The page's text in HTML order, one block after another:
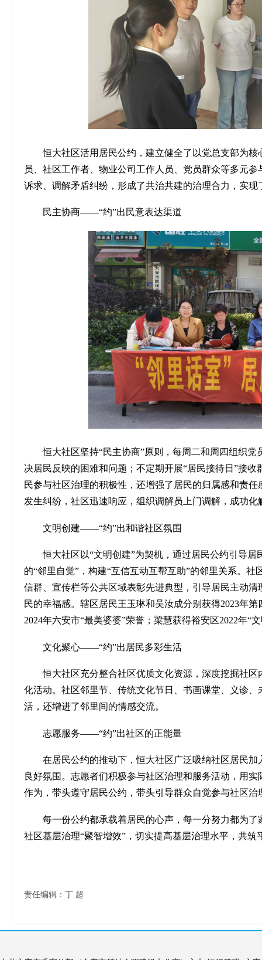
恒大社区活用居民公约，建立健全了以党总支部为
员、社区工作者、物业公司工作人员、党员群众等多元
诉求、调解矛盾纠纷，形成了共治共建的治理合力，实
民主协商——“约”出民意表达渠道
恒大社区坚持“民主协商”原则，每周二和周四组织
决居民反映的困难和问题；不定期开展“居民接待日”接
民参与社区治理的积极性，还增强了居民的归属感和责
发生纠纷，社区迅速响应，组织调解员上门调解，成功
文明创建——“约”出和谐社区氛围
恒大社区以“文明创建”为契机，通过居民公约引导
的“邻里自觉”，构建“互信互动互帮互助”的邻里关系。
信群、宣传栏等公共区域表彰先进典型，引导居民主动
民的幸福感。辖区居民王玉琳和吴汝成分别获得2023年第
2024年六安市“最美婆婆”荣誉；梁慧获得裕安区2022年“
文化聚心——“约”出居民多彩生活
恒大社区充分整合社区优质文化资源，深度挖掘社区
化活动。社区邻里节、传统文化节日、书画课堂、义诊
活，还增进了邻里间的情感交流。
志愿服务——“约”出社区的正能量
在居民公约的推动下，恒大社区广泛吸纳社区居民加
良好氛围。志愿者们积极参与社区治理和服务活动，用
作为，带头遵守居民公约，带头引导群众自觉参与社区
每一份公约都承载着居民的心声，每一分努力都为
社区基层治理“聚智增效”，切实提高基层治理水平，共筑
责任编辑：丁 超